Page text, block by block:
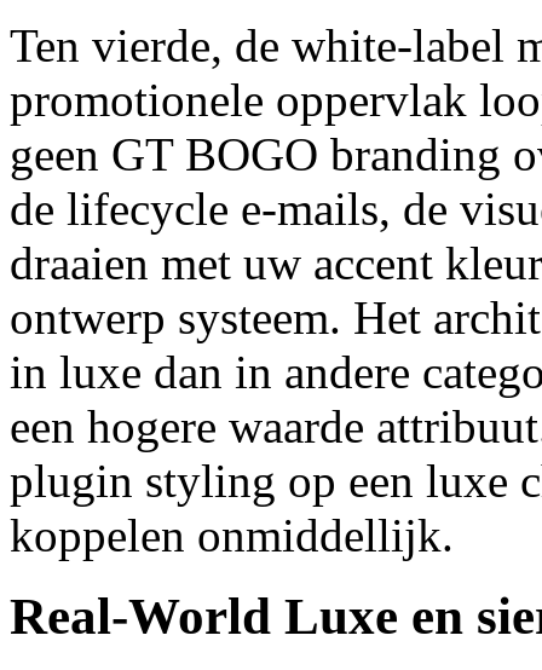
Ten vierde, de white-label
promotionele oppervlak
geen GT BOGO branding
de lifecycle e-mails, de
draaien met uw accent
ontwerp systeem. Het
in luxe dan in andere
een hogere waarde
plugin styling op een luxe
koppelen onmiddellijk.
Real-World Luxe en